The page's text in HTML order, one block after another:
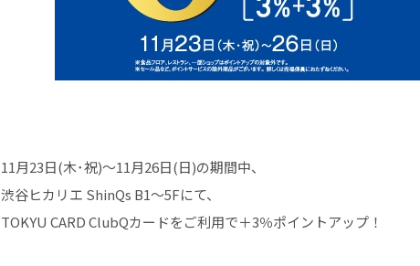
11月23日(木･祝)～11月26日(日)の期間中、
渋谷ヒカリエ ShinQs B1～5Fにて、
TOKYU CARD ClubQカードをご利用で＋3％ポイントアップ！